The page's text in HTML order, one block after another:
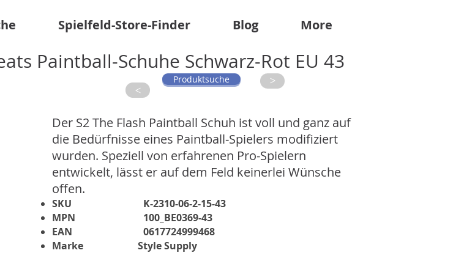
Spielfeld-Store-Finder Blog More
Paintball-Schuhe Schwarz-Rot EU 43
>
Produktsuche >
Der S2 The Flash Paintball Schuh ist voll und ganz auf
die Bedürfnisse eines Paintball-Spielers modifiziert
wurden. Speziell von erfahrenen Pro-Spielern
entwickelt, lässt er auf dem Feld keinerlei Wünsche
offen.
SKU
K-2310-06-2-15-43
100_BE0369-43
MPN
0617724999468
EAN
Marke
Style Supply